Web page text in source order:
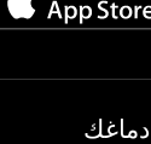
دماغك